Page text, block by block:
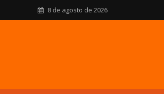
8 de agosto de 2026